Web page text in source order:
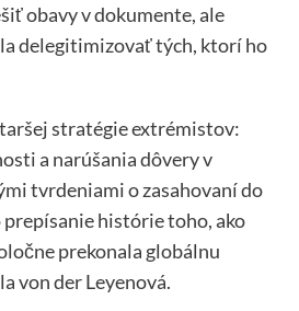
obavy v dokumente, ale
delegitimizovať tých, ktorí ho
stratégie extrémistov:
a narúšania dôvery v
tvrdeniami o zasahovaní do
histórie toho, ako
prekonala globálnu
von der Leyenová.